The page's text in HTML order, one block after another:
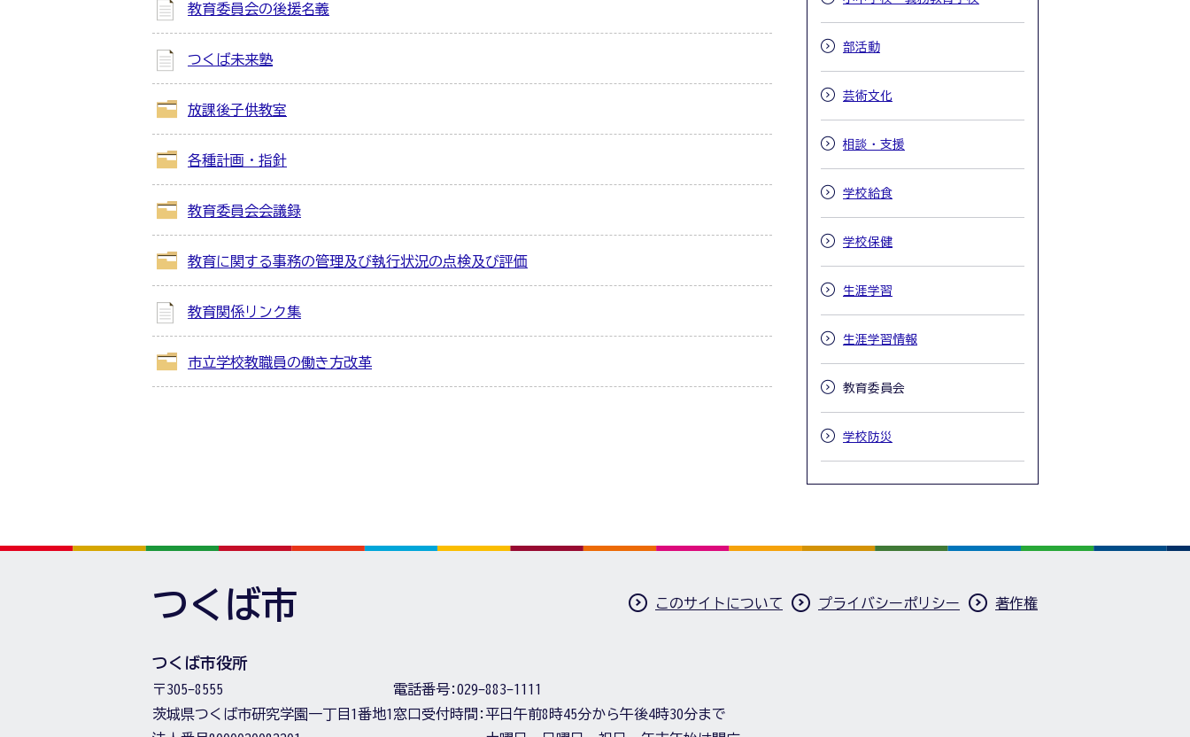
教育委員会の後援名義
つくば未来塾
放課後子供教室
各種計画・指針
教育委員会会議録
教育に関する事務の管理及び執行状況の点検及び評価
教育関係リンク集
市立学校教職員の働き方改革
部活動
芸術文化
相談・支援
学校給食
学校保健
生涯学習
生涯学習情報
教育委員会
学校防災
つくば市 このサイトについて プライバシーポリシー 著作権
つくば市役所
〒305-8555
茨城県つくば市研究学園一丁目1番地1
電話番号:029-883-1111
窓口受付時間:平日午前8時45分から午後4時30分まで